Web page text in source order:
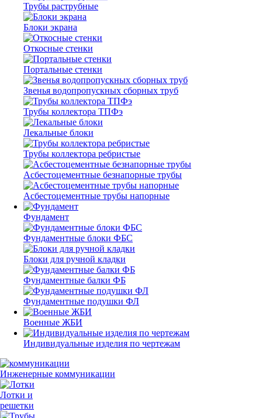
Трубы раструбные
Блоки экрана
Откосные стенки
Портальные стенки
Звенья водопропускных сборных труб
Трубы коллектора ТПФэ
Лекальные блоки
Трубы коллектора ребристые
Асбестоцементные безнапорные трубы
Асбестоцементные трубы напорные
Фундамент
Фундаментные блоки ФБС
Блоки для ручной кладки
Фундаментные балки ФБ
Фундаментные подушки ФЛ
Военные ЖБИ
Индивидуальные изделия по чертежам
Инженерные коммуникации
Лотки и
решетки